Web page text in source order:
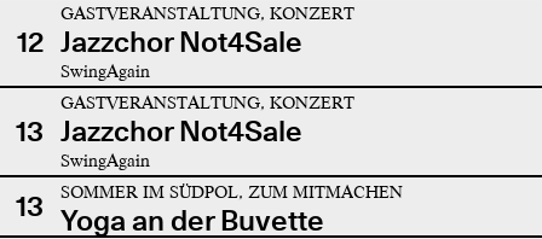
12
GASTVERANSTALTUNG, KONZERT
Jazzchor Not4Sale
SwingAgain
13
GASTVERANSTALTUNG, KONZERT
Jazzchor Not4Sale
SwingAgain
13 SOMMER IM SÜDPOL, ZUM MITMACHEN
Yoga an der Buvette